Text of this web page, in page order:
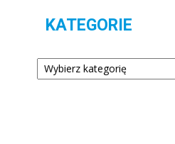
KATEGORIE
Kategorie